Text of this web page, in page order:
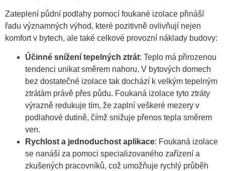
Zateplení půdní podlahy pomocí foukané izolace přináší
řadu významných výhod, které pozitivně ovlivňují nejen
komfort v bytech, ale také celkové provozní náklady budovy:
Účinné snížení tepelných ztrát: Teplo má přirozenou
tendenci unikat směrem nahoru. V bytových domech
bez dostatečné izolace tak dochází k velkým tepelným
ztrátám právě přes půdu. Foukaná izolace tyto ztráty
výrazně redukuje tím, že zaplní veškeré mezery v
podlahové dutině, čímž snižuje přenos tepla směrem
ven.
Rychlost a jednoduchost aplikace: Foukaná izolace
se nanáší za pomoci specializovaného zařízení a
zkušených pracovníků, což umožňuje rychlý průběh